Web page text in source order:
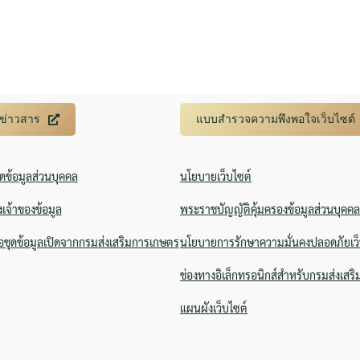
าวสาร แบบสำรวจความพึงพอใจเว็บไซต์
ข้อมูลส่วนบุคคล
จ้าของข้อมูล
ดข้อมูลเปิดจากกรมส่งเสริมการเกษตร
นโยบายเว็บไซต์
พระราชบัญญัติคุ้มครองข้อมูลส่วนบุคคล
นโยบายการรักษาความมั่นคงปลอดภัยเ
ช่องทางอิเล็กทรอนิกส์สำหรับกรมส่งเสริ
แผนผังเว็บไซต์